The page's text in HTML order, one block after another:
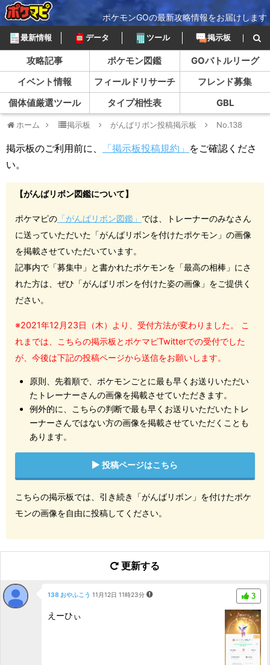
ポケモンGOの最新攻略情報をお届けします
最新情報 データ ツール 掲示板
攻略記事 ポケモン図鑑
GOバトルリーグ
イベント情報
フィールドリサーチ
フレンド募集
個体値厳選ツール
タイプ相性表 GBL
ホーム 掲示板 がんばリボン投稿掲示板 No.138
掲示板のご利用前に、 「掲示板投稿規約」 をご確認くださ
い。
【がんばリボン図鑑について】
ポケマピの 「がんばリボン図鑑」 では、トレーナーのみなさん
に送っていただいた「がんばリボンを付けたポケモン」の画像
を掲載させていただいています。
記事内で「募集中」と書かれたポケモンを「最高の相棒」にさ
れた方は、ぜひ「がんばリボンを付けた姿の画像」をご提供く
ださい。
※2021年12月23日（木）より、受付方法が変わりました。 こ
れまでは、こちらの掲示板とポケマピTwitterでの受付でした
が、今後は下記の投稿ページから送信をお願いします。
原則、先着順で、ポケモンごとに最も早くお送りいただい
たトレーナーさんの画像を掲載させていただきます。
例外的に、こちらの判断で最も早くお送りいただいたトレ
ーナーさんではない方の画像を掲載させていただくことも
あります。
投稿ページはこちら
こちらの掲示板では、引き続き「がんばリボン」を付けたポケ
モンの画像を自由に投稿してください。
更新する
138 おやふこう 11月12日 11時23分 3
えーひぃ